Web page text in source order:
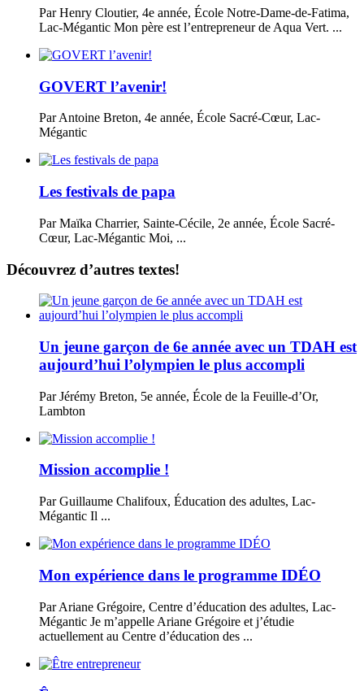
Par Henry Cloutier, 4e année, École Notre-Dame-de-Fatima,
Lac-Mégantic Mon père est l’entrepreneur de Aqua Vert. ...
GOVERT l’avenir!
Par Antoine Breton, 4e année, École Sacré-Cœur, Lac-
Mégantic
Les festivals de papa
Par Maïka Charrier, Sainte-Cécile, 2e année, École Sacré-
Cœur, Lac-Mégantic Moi, ...
Découvrez d’autres textes!
Un jeune garçon de 6e année avec un TDAH est
aujourd’hui l’olympien le plus accompli
Par Jérémy Breton, 5e année, École de la Feuille-d’Or,
Lambton
Mission accomplie !
Par Guillaume Chalifoux, Éducation des adultes, Lac-
Mégantic Il ...
Mon expérience dans le programme IDÉO
Par Ariane Grégoire, Centre d’éducation des adultes, Lac-
Mégantic Je m’appelle Ariane Grégoire et j’étudie
actuellement au Centre d’éducation des ...